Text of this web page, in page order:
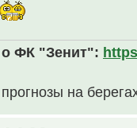
ФК "Зенит":
на